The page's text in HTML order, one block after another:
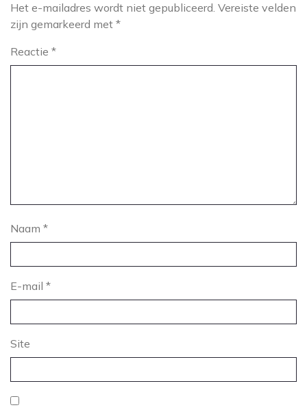
Het e-mailadres wordt niet gepubliceerd. Vereiste velden
zijn gemarkeerd met *
Reactie *
Naam *
E-mail *
Site